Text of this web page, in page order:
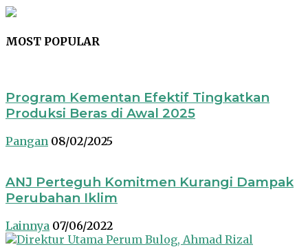
MOST POPULAR
Program Kementan Efektif Tingkatkan
Produksi Beras di Awal 2025
Pangan 08/02/2025
ANJ Perteguh Komitmen Kurangi Dampak
Perubahan Iklim
Lainnya 07/06/2022